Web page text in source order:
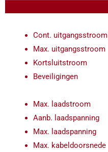
Cont. uitgangsstroom
Max. uitgangsstroom
Kortsluitstroom
Beveiligingen
Max. laadstroom
Aanb. laadspanning
Max. laadspanning
Max. kabeldoorsnede